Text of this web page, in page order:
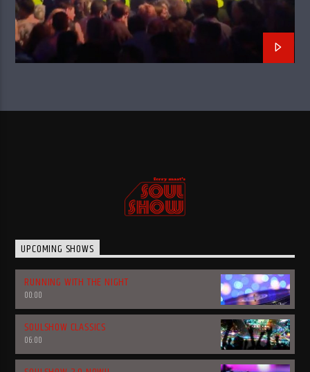
UPCOMING SHOWS
RUNNING WITH THE NIGHT
00:00
SOULSHOW CLASSICS
06:00